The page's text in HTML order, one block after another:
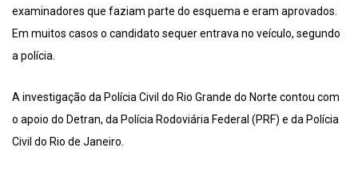
examinadores que faziam parte do esquema e eram aprovados.
Em muitos casos o candidato sequer entrava no veículo, segundo
a polícia.
A investigação da Polícia Civil do Rio Grande do Norte contou com
o apoio do Detran, da Polícia Rodoviária Federal (PRF) e da Polícia
Civil do Rio de Janeiro.